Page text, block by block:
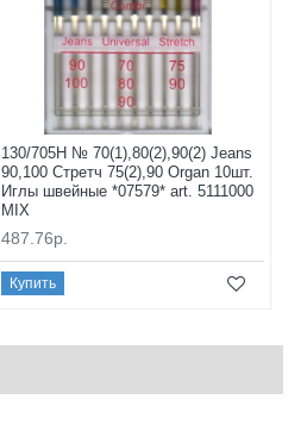
130/705H № 70(1),80(2),90(2) Jeans
90,100 Стретч 75(2),90 Organ 10шт.
Иглы швейные *07579* art. 5111000
MIX
487.76р.
Купить